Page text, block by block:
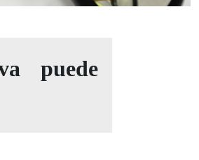
puede